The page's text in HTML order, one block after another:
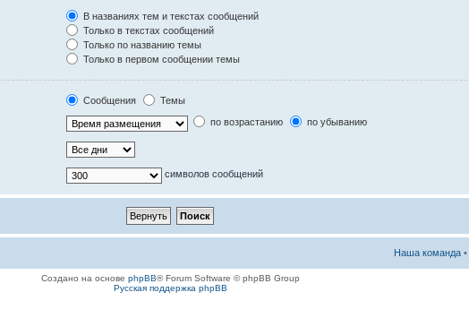
В названиях тем и текстах сообщений
Только в текстах сообщений
Только по названию темы
Только в первом сообщении темы
Сообщения
Темы
по возрастанию по убыванию
символов сообщений
Наша команда •
Создано на основе phpBB® Forum Software © phpBB Group
Русская поддержка phpBB